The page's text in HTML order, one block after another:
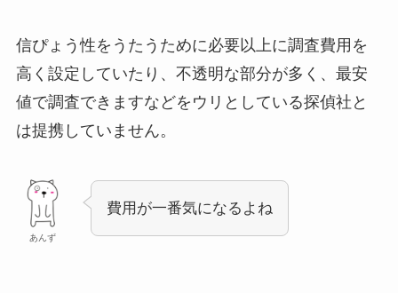
信ぴょう性をうたうために必要以上に調査費用を
高く設定していたり、不透明な部分が多く、最安
値で調査できますなどをウリとしている探偵社と
は提携していません。
あんず
費用が一番気になるよね